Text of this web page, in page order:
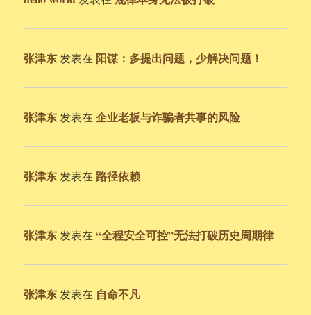
张津东 发表在 阳谋：多提出问题，少解决问题！
张津东 发表在企业老板与诈骗者共事的风险
张津东 发表在 路径依赖
张津东 发表在“全程安全可控”无法打破历史周期律
张津东 发表在 自命不凡